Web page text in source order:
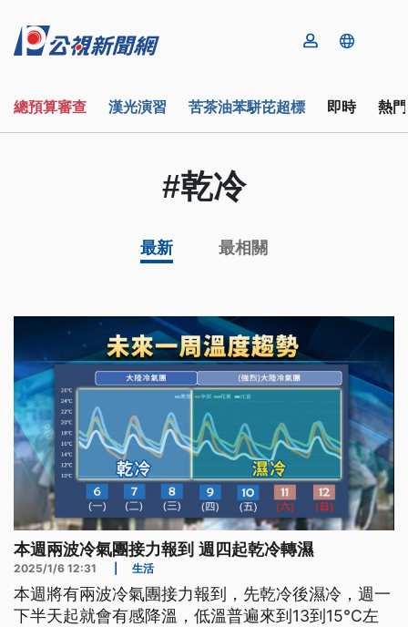
總預算審查 漢光演習 苦茶油苯駢芘超標 即時 熱
#乾冷
最新 最相關
本週兩波冷氣團接力報到 週四起乾冷轉濕
2025/1/6 12:31 生活
本週將有兩波冷氣團接力報到，先乾冷後濕冷，週一
下半天起就會有感降溫，低溫普遍來到13到15°C左